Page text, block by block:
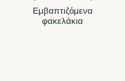
Εμβαπτιζόμενα
φακελάκια